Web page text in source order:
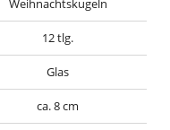
Weihnachtskugeln
12 tlg.
Glas
ca. 8 cm